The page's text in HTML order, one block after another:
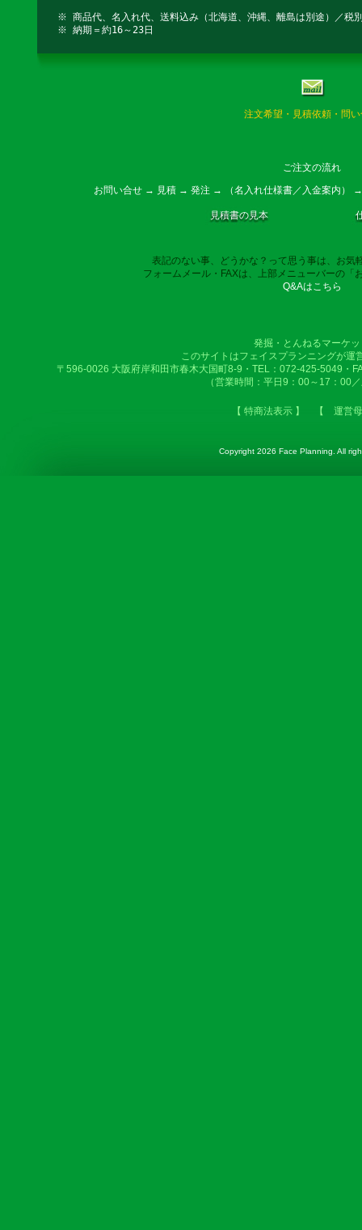
※ 商品代、名入れ代、送料込み（北海道、沖縄、離島は別途）／税
※ 納期＝約16～23日
注文希望・見積依頼・問
ご注文の流れ
お問い合せ → 見積 → 発注 → （名入れ仕様書／入金案内）
見積書の見本
表記のない事、どうかな？って思う事は、お気
フォームメール・FAXは、上部メニューバーの「
Q&Aはこちら
発掘・とんねるマーケ
このサイトはフェイスプランニングが運
〒596-0026 大阪府岸和田市春木大国町8-9・TEL：072-425-5049・
（営業時間：平日9：00～17：00
【 特商法表示 】 【 運営
Copyright 2026 Face Planning. All